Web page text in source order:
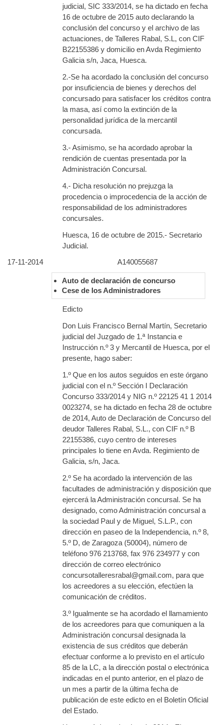
judicial, SIC 333/2014, se ha dictado en fecha
16 de octubre de 2015 auto declarando la
conclusión del concurso y el archivo de las
actuaciones, de Talleres Rabal, S.L, con CIF
B22155386 y domicilio en Avda Regimiento
Galicia s/n, Jaca, Huesca.
2.-Se ha acordado la conclusión del concurso
por insuficiencia de bienes y derechos del
concursado para satisfacer los créditos contra
la masa, así como la extinción de la
personalidad jurídica de la mercantil
concursada.
3.- Asimismo, se ha acordado aprobar la
rendición de cuentas presentada por la
Administración Concursal.
4.- Dicha resolución no prejuzga la
procedencia o improcedencia de la acción de
responsabilidad de los administradores
concursales.
Huesca, 16 de octubre de 2015.- Secretario
Judicial.
17-11-2014
A140055687
Auto de declaración de concurso
Cese de los Administradores
Edicto
Don Luis Francisco Bernal Martín, Secretario
judicial del Juzgado de 1.ª Instancia e
Instrucción n.º 3 y Mercantil de Huesca, por el
presente, hago saber:
1.º Que en los autos seguidos en este órgano
judicial con el n.º Sección I Declaración
Concurso 333/2014 y NIG n.º 22125 41 1 2014
0023274, se ha dictado en fecha 28 de octubre
de 2014, Auto de Declaración de Concurso del
deudor Talleres Rabal, S.L., con CIF n.º B
22155386, cuyo centro de intereses
principales lo tiene en Avda. Regimiento de
Galicia, s/n, Jaca.
2.º Se ha acordado la intervención de las
facultades de administración y disposición que
ejercerá la Administración concursal. Se ha
designado, como Administración concursal a
la sociedad Paul y de Miguel, S.L.P., con
dirección en paseo de la Independencia, n.º 8,
5.º D, de Zaragoza (50004), número de
teléfono 976 213768, fax 976 234977 y con
dirección de correo electrónico
concursotalleresrabal@gmail.com, para que
los acreedores a su elección, efectúen la
comunicación de créditos.
3.º Igualmente se ha acordado el llamamiento
de los acreedores para que comuniquen a la
Administración concursal designada la
existencia de sus créditos que deberán
efectuar conforme a lo previsto en el artículo
85 de la LC, a la dirección postal o electrónica
indicadas en el punto anterior, en el plazo de
un mes a partir de la última fecha de
publicación de este edicto en el Boletín Oficial
del Estado.